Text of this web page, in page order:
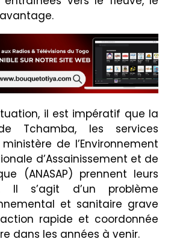
il est impératif que la
Tchamba, les services
de l’Environnement
d’Assainissement et de
(ANASAP) prennent leurs
Il s’agit d’un problème
et sanitaire grave
rapide et coordonnée
dans les années à venir.